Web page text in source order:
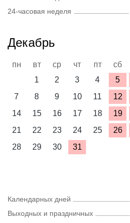
24-часовая неделя
Декабрь
пн вт ср чт пт сб
1
2 3 4 5
7
8 9 10 11 12
14
15 16 17 18 19
21
22 23 24 25 26
28
29 30 31
Календарных дней
Выходных и праздничных